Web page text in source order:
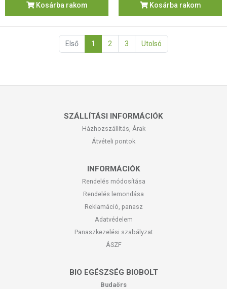
Kosárba rakom Kosárba rakom
Első 1 2 3 Utolsó
SZÁLLÍTÁSI INFORMÁCIÓK
Házhozszállítás, Árak
Átvételi pontok
INFORMÁCIÓK
Rendelés módosítása
Rendelés lemondása
Reklamáció, panasz
Adatvédelem
Panaszkezelési szabályzat
ÁSZF
BIO EGÉSZSÉG BIOBOLT
Budaörs